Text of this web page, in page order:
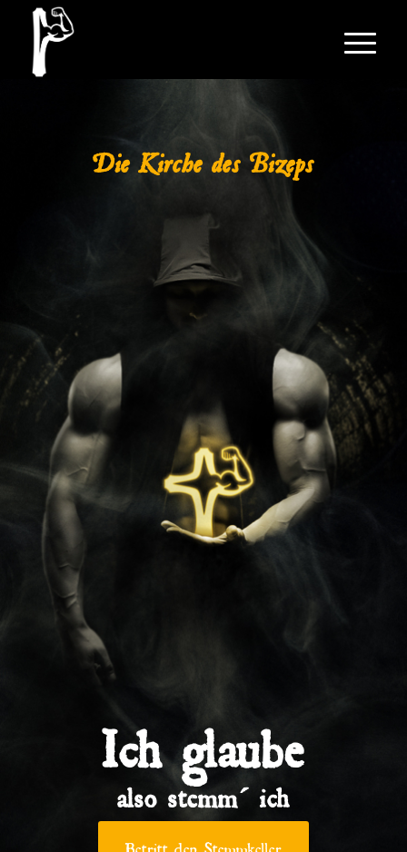
Die Kirche des Bizeps
Ich glaube
also stemm´ ich
Betritt den Stemmkeller